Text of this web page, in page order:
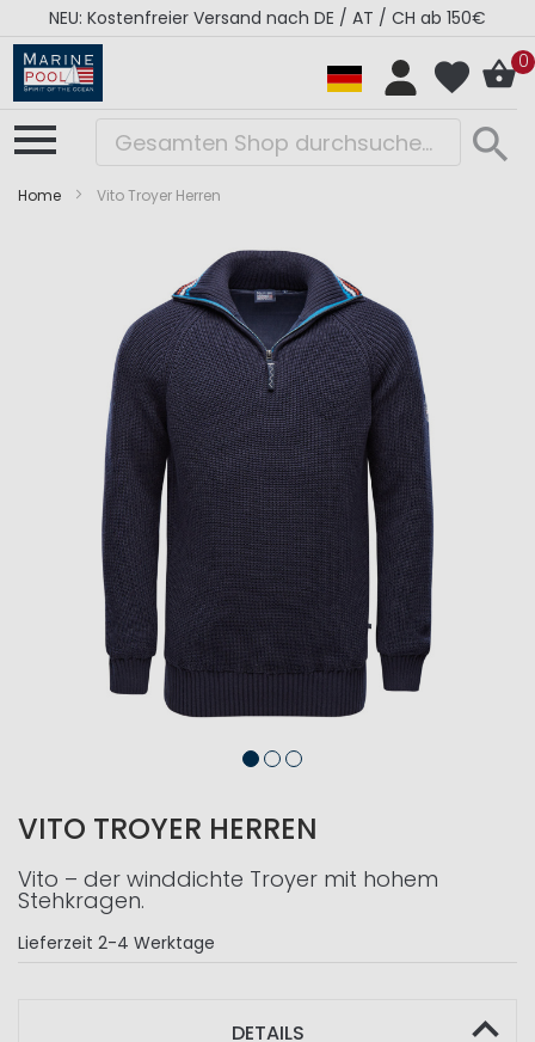
NEU: Kostenfreier Versand nach DE / AT / CH ab 150€
0
Home Vito Troyer Herren
Bildergalerie
Bildergalerie
VITO TROYER HERREN
Vito – der winddichte Troyer mit hohem
Stehkragen.
Lieferzeit 2-4 Werktage
DETAILS